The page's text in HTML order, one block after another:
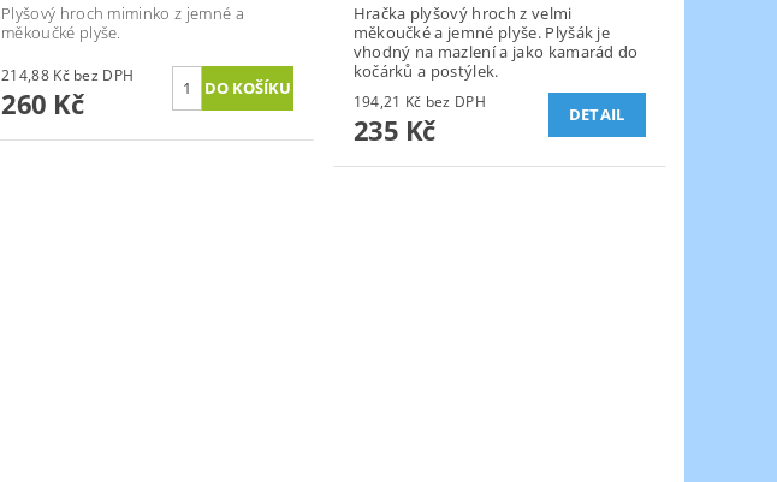
Plyšový hroch miminko z jemné a
měkoučké plyše.
214,88 Kč bez DPH
260 Kč
Hračka plyšový hroch z velmi
měkoučké a jemné plyše. Plyšák je
vhodný na mazlení a jako kamarád do
kočárků a postýlek.
194,21 Kč bez DPH
235 Kč DETAIL